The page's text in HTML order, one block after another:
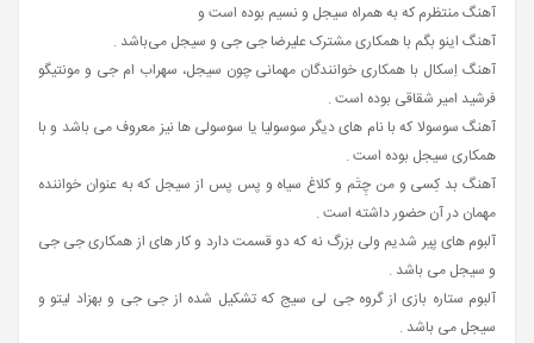
آهنگ منتظرم که به همراه سیجل و نسیم بوده است و
آهنگ اینو بگم با همکاری مشترک علیرضا جی جی و سیجل می‌باشد .
آهنگ اِسکال با همکاری خوانندگان مهمانی چون سیجل، سهراب ام جی و مونتیگو
فرشید امیر شقاقی بوده است .
آهنگ سوسولا که با نام های دیگر سوسولیا یا سوسولی‌ ها نیز معروف می باشد و با
همکاری سیجل بوده است .
آهنگ بد کِسی و من چِتَم و کلاغ سیاه و پس پس از سیجل که به عنوان خواننده
مهمان در آن حضور داشته است .
آلبوم های پیر شدیم ولی بزرگ نه که دو قسمت دارد و کار های از همکاری جی جی
و سیجل می باشد .
آلبوم ستاره بازی از گروه جی لی سیج که تشکیل شده از جی جی و بهزاد لیتو و
سیجل می باشد .